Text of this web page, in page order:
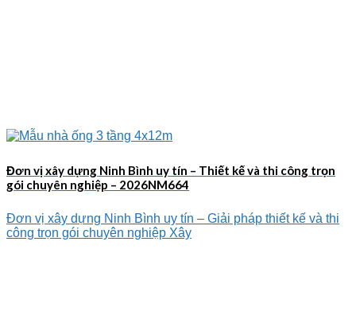
Đơn vị xây dựng Ninh Bình uy tín – Thiết kế và thi công trọn
gói chuyên nghiệp – 2026NM664
Đơn vị xây dựng Ninh Bình uy tín – Giải pháp thiết kế và thi
công trọn gói chuyên nghiệp Xây